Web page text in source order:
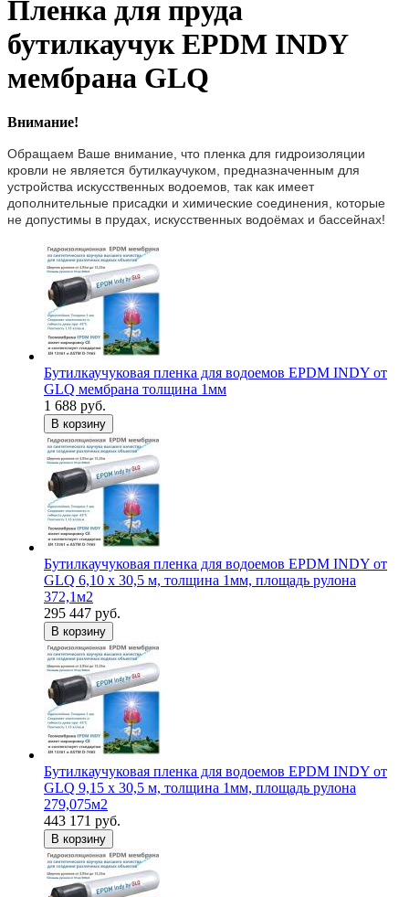
Пленка для пруда
бутилкаучук EPDM INDY
мембрана GLQ
Внимание!
Обращаем Ваше внимание, что пленка для гидроизоляции
кровли не является бутилкаучуком, предназначенным для
устройства искусственных водоемов, так как имеет
дополнительные присадки и химические соединения, которые
не допустимы в прудах, искусственных водоёмах и бассейнах!
Бутилкаучуковая пленка для водоемов EPDM INDY от
GLQ мембрана толщина 1мм
1 688 руб.
В корзину
Бутилкаучуковая пленка для водоемов EPDM INDY от
GLQ 6,10 х 30,5 м, толщина 1мм, площадь рулона
372,1м2
295 447 руб.
В корзину
Бутилкаучуковая пленка для водоемов EPDM INDY от
GLQ 9,15 х 30,5 м, толщина 1мм, площадь рулона
279,075м2
443 171 руб.
В корзину